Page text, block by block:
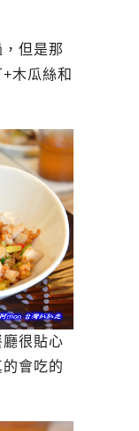
但是那
木瓜絲和
很貼心
會吃的